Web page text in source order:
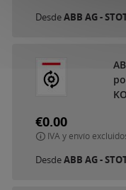
DesdeABB AG -
€0.00
IVA y envío
DesdeABB AG -